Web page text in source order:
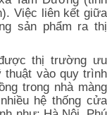
Việc liên kết giữa
sản phẩm ra thị
thị trường ưu
thuật vào quy trình
trong nhà màng
hệ thống cửa